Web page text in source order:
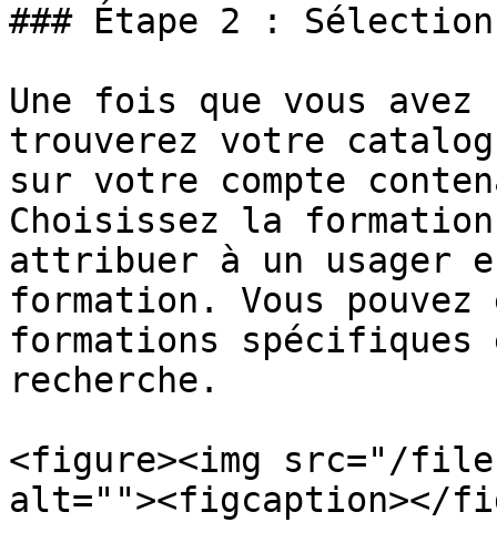
### Étape 2 :
Une fois que vous
trouverez votre
sur votre compte
Choisissez la
attribuer à un usager
formation. Vous pouvez
formations
recherche.
<figure><img src="/files/
alt=""><figcaption></